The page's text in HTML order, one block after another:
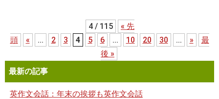
4 / 115
« 先
頭
« ... 2 3 4 5 6 ... 10 20 30 ... »
最
後 »
最新の記事
英作文会話：年末の挨拶も英作文会話